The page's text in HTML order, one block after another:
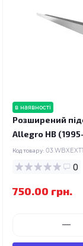
в наявності
Розширений
Allegro HB
Код товару:
0
750.00 грн.